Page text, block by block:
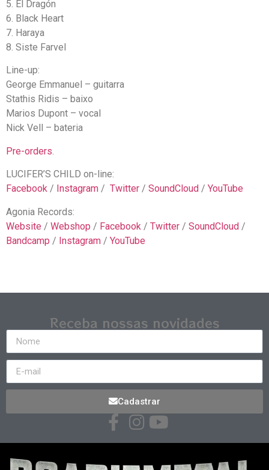
5. El Dragón
6. Black Heart
7. Haraya
8. Siste Farvel
Line-up:
George Emmanuel – guitarra
Stathis Ridis – baixo
Marios Dupont – vocal
Nick Vell – bateria
Pre-orders.
LUCIFER’S CHILD on-line:
Facebook / Instagram / Twitter / SoundCloud / YouTube
Agonia Records:
Website / Webshop / Facebook / Twitter / SoundCloud /
Bandcamp / Instagram / YouTube
Receba nossas novidades
Cadastrar